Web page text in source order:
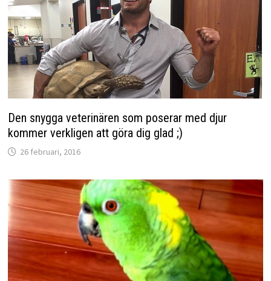
Den snygga veterinären som poserar med djur
kommer verkligen att göra dig glad ;)
26 februari, 2016